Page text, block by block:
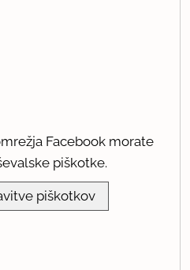
Facebook morate
piškotke.
piškotkov